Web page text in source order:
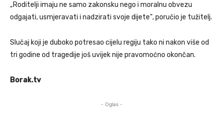
„Roditelji imaju ne samo zakonsku nego i moralnu obvezu
odgajati, usmjeravati i nadzirati svoje dijete“, poručio je tužitelj.
Slučaj koji je duboko potresao cijelu regiju tako ni nakon više od
tri godine od tragedije još uvijek nije pravomoćno okončan.
Borak.tv
- Oglas -